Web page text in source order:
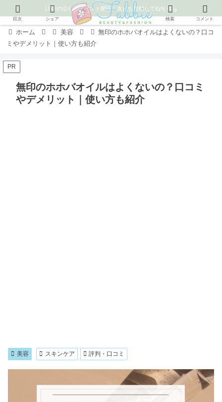
LINEの公式アカウント開設！友だち登録してね٩( ᐛ )و
ホーム 美容
無印のホホバオイルはよくないの？口コ
ミやデメリット｜使い方も紹介
PR
無印のホホバオイルはよくないの？口コミ
やデメリット｜使い方も紹介
美容 スキンケア 評判・口コミ
目次 シェア 検索 コメント